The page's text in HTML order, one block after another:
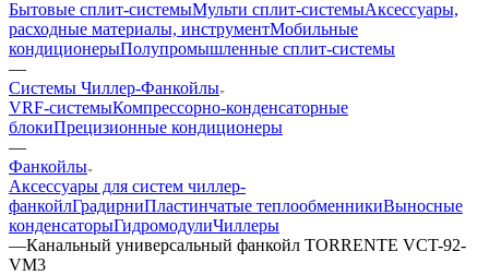
Бытовые сплит-системыМульти сплит-системыАксессуары,
расходные материалы, инструментМобильные
кондиционерыПолупромышленные сплит-системы
—
Системы Чиллер-Фанкойлы
VRF-системыКомпрессорно-конденсаторные
блокиПрецизионные кондиционеры
—
Фанкойлы
Аксессуары для систем чиллер-
фанкойлГрадирниПластинчатые теплообменникиВыносные
конденсаторыГидромодулиЧиллеры
—Канальный универсальный фанкойл TORRENTE VCT-92-
VM3